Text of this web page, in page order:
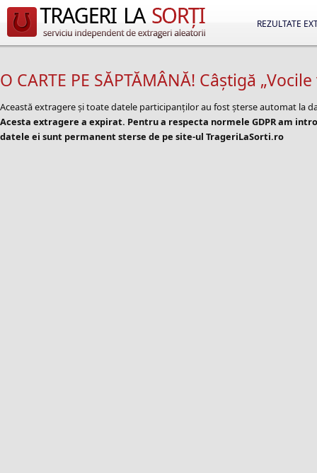
REZULTATE
O CARTE PE SĂPTĂMÂNĂ! Câștigă
Această extragere și toate datele participanților au fost șterse automat la
Acesta extragere a expirat. Pentru a respecta normele GDPR am
datele ei sunt permanent sterse de pe site-ul TrageriLaSorti.ro